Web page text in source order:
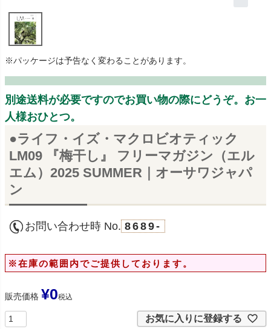
※パッケージは予告なく変わることがあります。
別途送料が必要ですのでお買い物の際にどうぞ。お一
人様おひとつ。
●ライフ・イズ・マクロビオティック
LM09 『梅干し』 フリーマガジン（エル
エム）2025 SUMMER｜オーサワジャパ
ン
お問い合わせ時 No. 8689-
※在庫の範囲内でご提供しております。
販売価格 ¥0税込
お気に入りに登録する